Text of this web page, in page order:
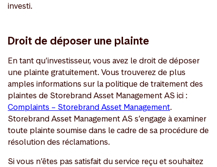
investi.
Droit de déposer une plainte
En tant qu’investisseur, vous avez le droit de déposer
une plainte gratuitement. Vous trouverez de plus
amples informations sur la politique de traitement des
plaintes de Storebrand Asset Management AS ici :
Complaints – Storebrand Asset Management.
Storebrand Asset Management AS s’engage à examiner
toute plainte soumise dans le cadre de sa procédure de
résolution des réclamations.
Si vous n’êtes pas satisfait du service reçu et souhaitez